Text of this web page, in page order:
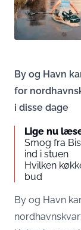
By og Havn
for
i disse dage
Lige nu
Smog fra
ind i stuen
Hvilken
bud
By og Havn